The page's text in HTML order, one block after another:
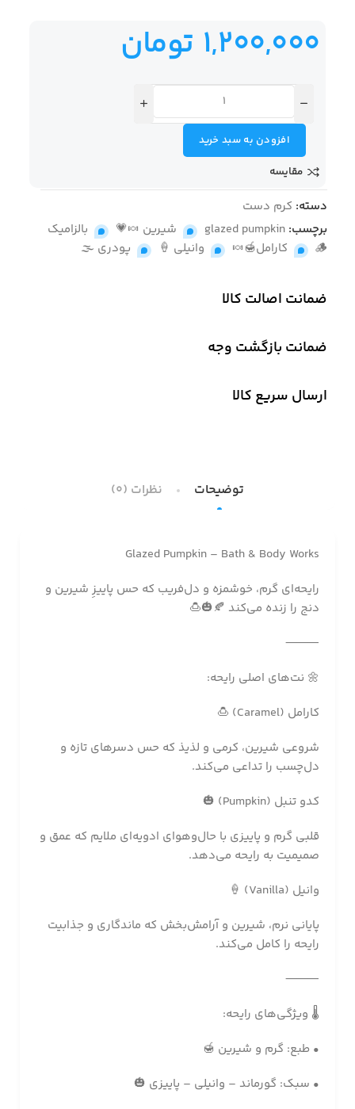
1,200,000 تومان
افزودن به سبد خرید
مقایسه
دسته: کرم دست
برچسب: glazed pumpkin
, شیرین 🍬💗 ,
بالزامیک
🪵
, کارامل🍯🍬 , وانیلی 🍦 , پودری 🌫
ضمانت اصالت کالا
ضمانت بازگشت وجه
ارسال سریع کالا
توضیحات نظرات (0)
Glazed Pumpkin – Bath & Body Works
رایحه‌ای گرم، خوشمزه و دل‌فریب که حس پاییزِ شیرین و
دنج را زنده می‌کند 🍂🎃🍮
⸻
🌼 نت‌های اصلی رایحه:
کارامل (Caramel) 🍮
شروعی شیرین، کرمی و لذیذ که حس دسرهای تازه و
دل‌چسب را تداعی می‌کند.
کدو تنبل (Pumpkin) 🎃
قلبی گرم و پاییزی با حال‌وهوای ادویه‌ای ملایم که عمق و
صمیمیت به رایحه می‌دهد.
وانیل (Vanilla) 🍦
پایانی نرم، شیرین و آرامش‌بخش که ماندگاری و جذابیت
رایحه را کامل می‌کند.
⸻
🌡 ویژگی‌های رایحه:
• طبع: گرم و شیرین 🍯
• سبک: گورماند – وانیلی – پاییزی 🎃